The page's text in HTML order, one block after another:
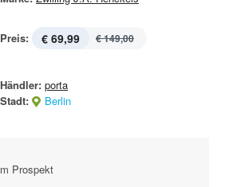
Preis: € 69,99 € 149,00
Händler: porta
Stadt:
Berlin
Prospekt